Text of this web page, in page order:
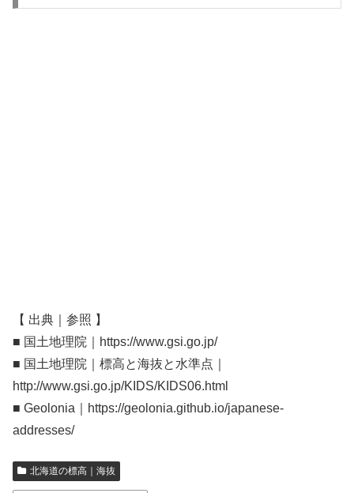
【 出典｜参照 】
■ 国土地理院｜https://www.gsi.go.jp/
■ 国土地理院｜標高と海抜と水準点｜
http://www.gsi.go.jp/KIDS/KIDS06.html
■ Geolonia｜https://geolonia.github.io/japanese-
addresses/
北海道の標高｜海抜